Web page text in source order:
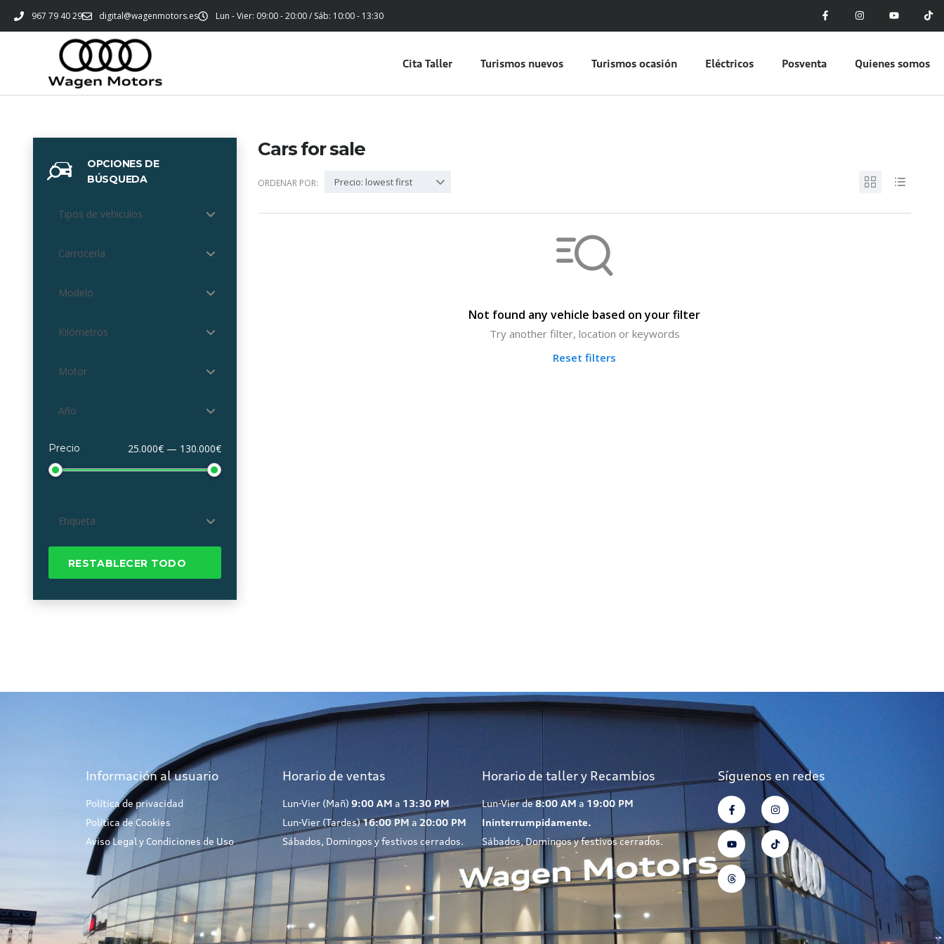
967 79 40 29 digital@wagenmotors.es Lun - Vier: 09:00 - 20:00 / Sáb: 10:00 - 13:30
Cita Taller Turismos nuevos Turismos ocasión Eléctricos Posventa Quienes somos
OPCIONES DE
BÚSQUEDA
Tipos de vehiculos
Carrocería
Modelo
Kilómetros
Motor
Año
Precio 25.000€ — 130.000€
Etiqueta
RESTABLECER TODO
Cars for sale
ORDENAR POR: Precio: lowest first
Not found any vehicle based on your filter
Try another filter, location or keywords
Reset filters
Información al usuario
Política de privacidad
Política de Cookies
Aviso Legal y Condiciones de Uso
Horario de ventas
Lun-Vier (Mañ) 9:00 AM a 13:30 PM
Lun-Vier (Tardes)16:00 PM a 20:00 PM
Sábados, Domingos y festivos cerrados.
Horario de taller y Recambios
Lun-Vier de8:00 AM a 19:00 PM
Ininterrumpidamente.
Sábados, Domingos y festivos cerrados.
Síguenos en redes